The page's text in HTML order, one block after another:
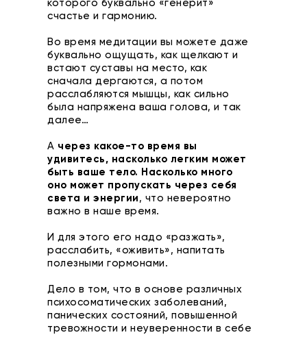
которого буквально «генерит»
счастье и гармонию.
Во время медитации вы можете даже
буквально ощущать, как щелкают и
встают суставы на место, как
сначала дергаются, а потом
расслабляются мышцы, как сильно
была напряжена ваша голова, и так
далее…
А через какое-то время вы
удивитесь, насколько легким может
быть ваше тело. Насколько много
оно может пропускать через себя
света и энергии , что невероятно
важно в наше время.
И для этого его надо «разжать»,
расслабить, «оживить», напитать
полезными гормонами.
Дело в том, что в основе различных
психосоматических заболеваний,
панических состояний, повышенной
тревожности и неуверенности в себе